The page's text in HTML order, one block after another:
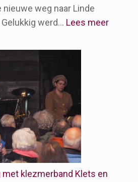
weg naar Linde
werd… Lees meer:
met klezmerband Klets en